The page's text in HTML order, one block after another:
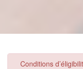
Conditions